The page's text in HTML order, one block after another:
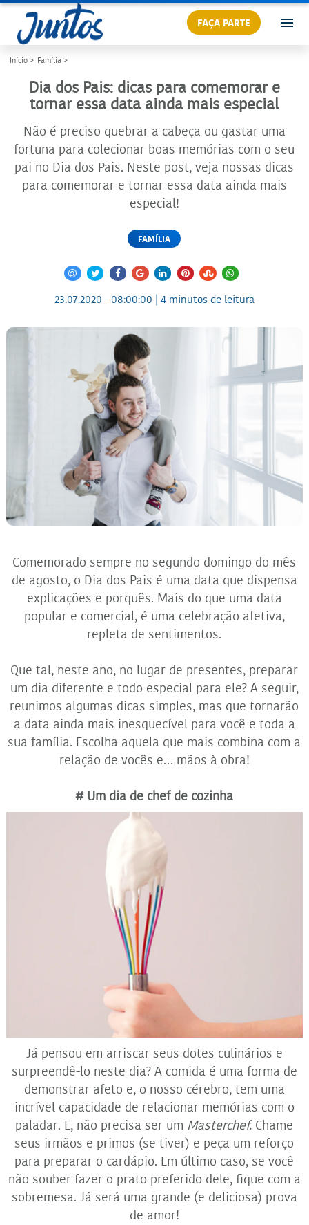
FAÇA PARTE
Início > Família >
Dia dos Pais: dicas para comemorar e
tornar essa data ainda mais especial
Não é preciso quebrar a cabeça ou gastar uma
fortuna para colecionar boas memórias com o seu
pai no Dia dos Pais. Neste post, veja nossas dicas
para comemorar e tornar essa data ainda mais
especial!
FAMÍLIA
23.07.2020 - 08:00:00 | 4 minutos de leitura
Comemorado sempre no segundo domingo do mês
de agosto, o Dia dos Pais é uma data que dispensa
explicações e porquês. Mais do que uma data
popular e comercial, é uma celebração afetiva,
repleta de sentimentos.
Que tal, neste ano, no lugar de presentes, preparar
um dia diferente e todo especial para ele? A seguir,
reunimos algumas dicas simples, mas que tornarão
a data ainda mais inesquecível para você e toda a
sua família. Escolha aquela que mais combina com a
relação de vocês e… mãos à obra!
# Um dia de chef de cozinha
Já pensou em arriscar seus dotes culinários e
surpreendê-lo neste dia? A comida é uma forma de
demonstrar afeto e, o nosso cérebro, tem uma
incrível capacidade de relacionar memórias com o
paladar. E, não precisa ser um Masterchef.Chame
seus irmãos e primos (se tiver) e peça um reforço
para preparar o cardápio. Em último caso, se você
não souber fazer o prato preferido dele, fique com a
sobremesa. Já será uma grande (e deliciosa) prova
de amor!